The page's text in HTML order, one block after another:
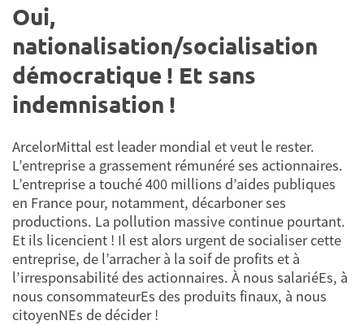
Oui,
nationalisation/socialisation
démocratique ! Et sans
indemnisation !
ArcelorMittal est leader mondial et veut le rester.
L’entreprise a grassement rémunéré ses actionnaires.
L’entreprise a touché 400 millions d’aides publiques
en France pour, notamment, décarboner ses
productions. La pollution massive continue pourtant.
Et ils licencient ! Il est alors urgent de socialiser cette
entreprise, de l’arracher à la soif de profits et à
l’irresponsabilité des actionnaires. À nous salariéEs, à
nous consommateurEs des produits finaux, à nous
citoyenNEs de décider !